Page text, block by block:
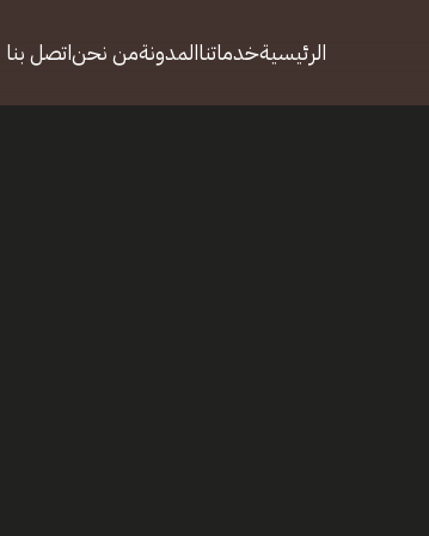
الرئيسيةخدماتناالمدونةمن نحناتصل بنا